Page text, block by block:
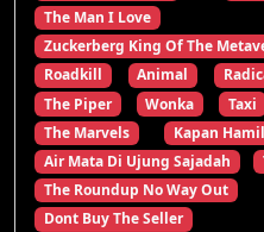
The Man I Love
Zuckerberg King Of The
Roadkill
Animal
The Piper
Wonka Taxi
The Marvels
Kapan Hamil
Air Mata Di Ujung Sajadah
The Roundup No Way Out
Dont Buy The Seller